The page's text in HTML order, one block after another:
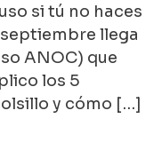
si tú no haces
llega
ANOC) que
los 5
y cómo […]